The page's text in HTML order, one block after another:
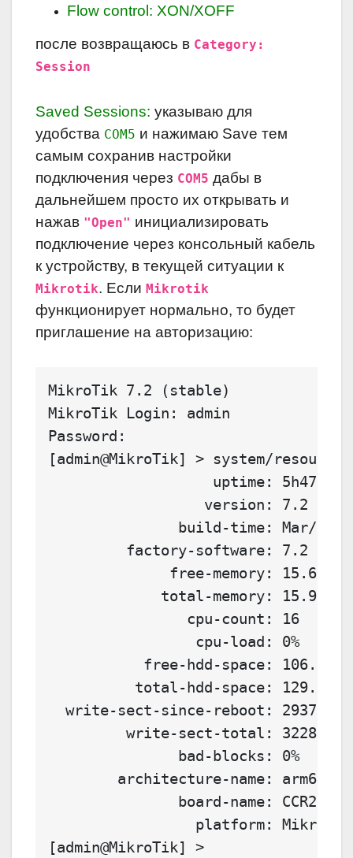
Flow control: XON/XOFF
после возвращаюсь в Category:
Session
Saved Sessions: указываю для
удобства COM5 и нажимаю Save тем
самым сохранив настройки
подключения через COM5 дабы в
дальнейшем просто их открывать и
нажав "Open" инициализировать
подключение через консольный кабель
к устройству, в текущей ситуации к
Mikrotik. Если Mikrotik
функционирует нормально, то будет
приглашение на авторизацию:
MikroTik 7.2 (stable)
MikroTik Login: admin
Password:
[admin@MikroTik] > system/
uptime: 5h47m10s
version: 7.2
build-time: Mar/31/2022
factory-software: 7.2
free-memory: 15.6GiB
total-memory: 15.9GiB
cpu-count: 16
cpu-load: 0%
free-hdd-space: 106.8MiB
total-hdd-space: 129.6MiB
  write-sect-since-reboot: 2937
write-sect-total: 3228
bad-blocks: 0%
architecture-name: arm64
board-name: CCR2116-
platform: MikroTik
[admin@MikroTik] >